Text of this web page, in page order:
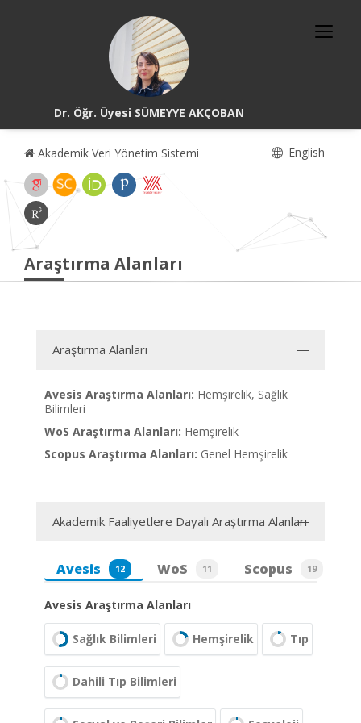
Dr. Öğr. Üyesi SÜMEYYE AKÇOBAN
Akademik Veri Yönetim Sistemi English
Araştırma Alanları
Araştırma Alanları
Avesis Araştırma Alanları: Hemşirelik, Sağlık
Bilimleri
WoS Araştırma Alanları: Hemşirelik
Scopus Araştırma Alanları: Genel Hemşirelik
Akademik Faaliyetlere Dayalı Araştırma Alanları
Avesis 12 WoS 11 Scopus 19
Avesis Araştırma Alanları
Sağlık Bilimleri Hemşirelik Tıp
Dahili Tıp Bilimleri